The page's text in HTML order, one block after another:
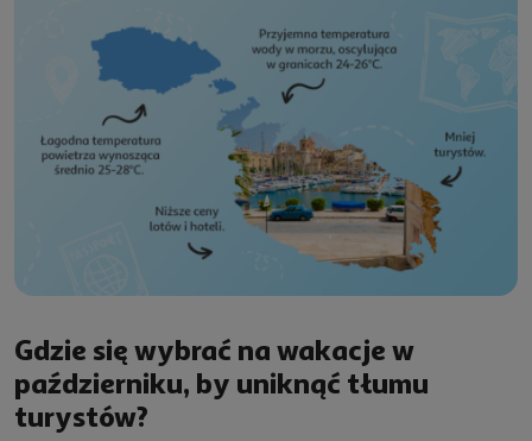
Gdzie się wybrać na wakacje w
październiku, by uniknąć tłumu
turystów?